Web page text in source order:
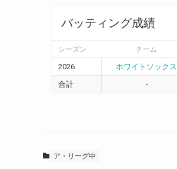
バッティング成績
シーズン チーム
2026 ホワイトソックス
合計
-
ア・リーグ中